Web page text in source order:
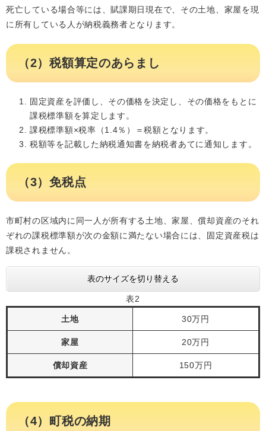
死亡している場合等には、賦課期日現在で、その土地、家屋を現
に所有している人が納税義務者となります。
（2）税額算定のあらまし
固定資産を評価し、その価格を決定し、その価格をもとに
課税標準額を算定します。
課税標準額×税率（1.4％）＝税額となります。
税額等を記載した納税通知書を納税者あてに通知します。
（3）免税点
市町村の区域内に同一人が所有する土地、家屋、償却資産のそれ
ぞれの課税標準額が次の金額に満たない場合には、固定資産税は
課税されません。
表のサイズを切り替える
表2
土地 30万円
家屋 20万円
償却資産 150万円
（4）町税の納期